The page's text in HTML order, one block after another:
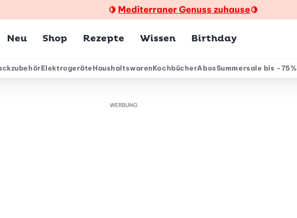
🍋 Mediterraner Genuss zuhause🍋
Neu Shop Rezepte Wissen Birthday
ElektrogeräteHaushaltswarenKochbücherAbosSummersale bis -75%
WERBUNG